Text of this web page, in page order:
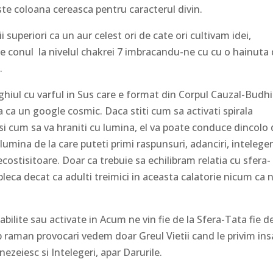
coloana cereasca pentru caracterul divin.
ca un aur celest ori de cate ori cultivam idei,
conul la nivelul chakrei 7 imbracandu-ne cu cu o hainuta
cu varful in Sus care e format din Corpul Cauzal-
un google cosmic. Daca stiti cum sa activati spirala
cum sa va hraniti cu lumina, el va poate conduce dincolo
de la care puteti primi raspunsuri, adanciri,
Doar ca trebuie sa echilibram relatia cu sfera-
decat ca adulti treimici in aceasta calatorie nicum ca
sau activate in Acum ne vin fie de la Sfera-Tata fie
provocari vedem doar Greul Vietii cand le privim
si Intelegeri, apar Darurile.